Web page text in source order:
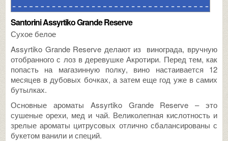
Santorini Assyrtiko Grande Reserve
Сухое белое
Assyrtiko Grande Reserve делают из винограда, вручную
отобранного с лоз в деревушке Акротири. Перед тем, как
попасть на магазинную полку, вино настаивается 12
месяцев в дубовых бочках, а затем еще год уже в самих
бутылках.
Основные ароматы Assyrtiko Grande Reserve – это
сушеные орехи, мед и чай. Великолепная кислотность и
зрелые ароматы цитрусовых отлично сбалансированы с
букетом ванили и специй.